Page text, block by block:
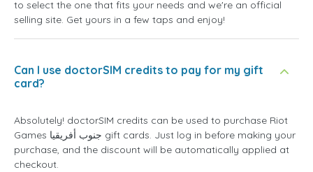
to select the one that fits your needs and we're an official
selling site. Get yours in a few taps and enjoy!
Can I use doctorSIM credits to pay for my gift
card?
Absolutely! doctorSIM credits can be used to purchase Riot
Games جنوب أفريقيا gift cards. Just log in before making your
purchase, and the discount will be automatically applied at
checkout.